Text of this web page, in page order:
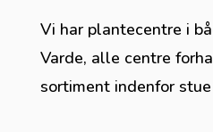
Vi har plantecentre i
Varde, alle centre
sortiment indenfor